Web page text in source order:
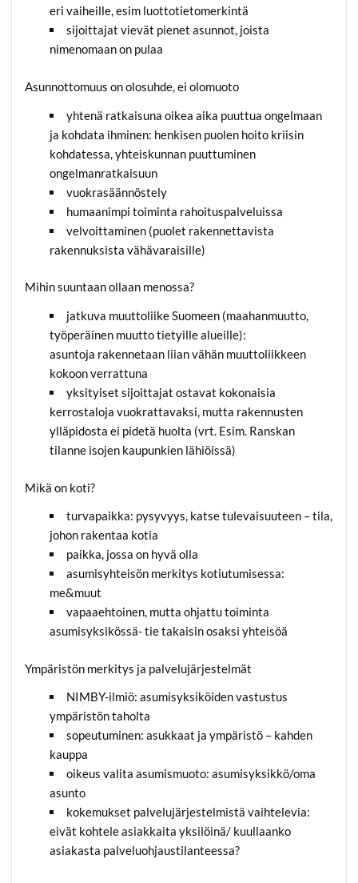
eri vaiheille, esim luottotietomerkintä
sijoittajat vievät pienet asunnot, joista
nimenomaan on pulaa
Asunnottomuus on olosuhde, ei olomuoto
yhtenä ratkaisuna oikea aika puuttua ongelmaan
ja kohdata ihminen: henkisen puolen hoito kriisin
kohdatessa, yhteiskunnan puuttuminen
ongelmanratkaisuun
vuokrasäännöstely
humaanimpi toiminta rahoituspalveluissa
velvoittaminen (puolet rakennettavista
rakennuksista vähävaraisille)
Mihin suuntaan ollaan menossa?
jatkuva muuttoliike Suomeen (maahanmuutto,
työperäinen muutto tietyille alueille):
asuntoja rakennetaan liian vähän muuttoliikkeen
kokoon verrattuna
yksityiset sijoittajat ostavat kokonaisia
kerrostaloja vuokrattavaksi, mutta rakennusten
ylläpidosta ei pidetä huolta (vrt. Esim. Ranskan
tilanne isojen kaupunkien lähiöissä)
Mikä on koti?
turvapaikka: pysyvyys, katse tulevaisuuteen – tila,
johon rakentaa kotia
paikka, jossa on hyvä olla
asumisyhteisön merkitys kotiutumisessa:
me&muut
vapaaehtoinen, mutta ohjattu toiminta
asumisyksikössä- tie takaisin osaksi yhteisöä
Ympäristön merkitys ja palvelujärjestelmät
NIMBY-ilmiö: asumisyksiköiden vastustus
ympäristön taholta
sopeutuminen: asukkaat ja ympäristö – kahden
kauppa
oikeus valita asumismuoto: asumisyksikkö/oma
asunto
kokemukset palvelujärjestelmistä vaihtelevia:
eivät kohtele asiakkaita yksilöinä/ kuullaanko
asiakasta palveluohjaustilanteessa?